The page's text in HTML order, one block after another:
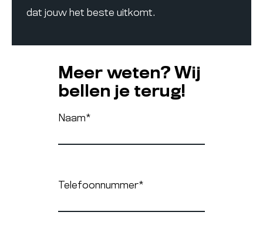
dat jouw het beste uitkomt.
Meer weten? Wij
bellen je terug!
Naam*
Telefoonnummer*